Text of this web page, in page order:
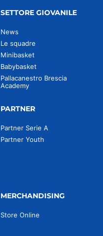
SETTORE GIOVANILE
News
Le squadre
Minibasket
Babybasket
Pallacanestro Brescia
Academy
PARTNER
Partner Serie A
Partner Youth
MERCHANDISING
Store Online